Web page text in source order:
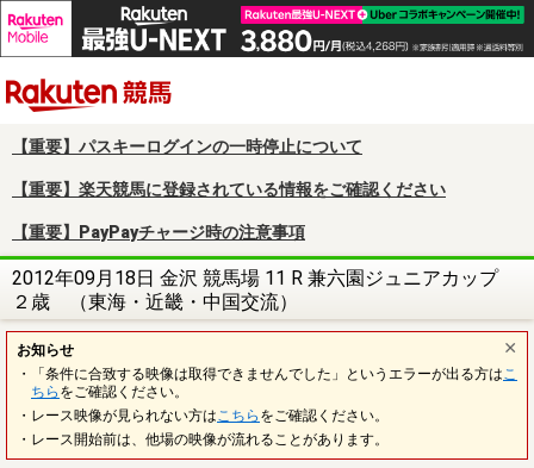
【重要】パスキーログインの一時停止について
【重要】楽天競馬に登録されている情報をご確認ください
【重要】PayPayチャージ時の注意事項
2012年09月18日 金沢 競馬場 11 R 兼六園ジュニアカップ
２歳 （東海・近畿・中国交流）
お知らせ
・「条件に合致する映像は取得できませんでした」というエラーが出る方は こ
ちら をご確認ください。
・レース映像が見られない方は こちら をご確認ください。
・レース開始前は、他場の映像が流れることがあります。